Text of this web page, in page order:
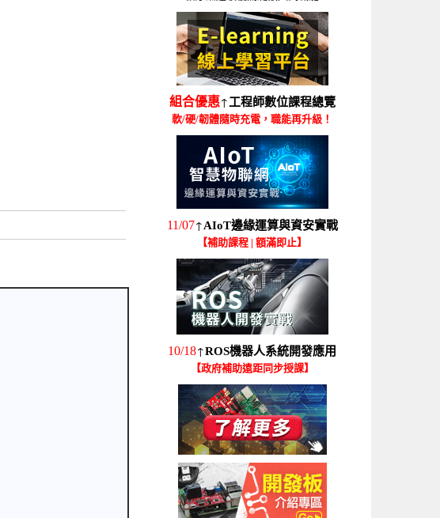
組合優惠↑工程師數位課程總覽
軟/硬/韌體隨時充電，職能再升級！
11/07↑AIoT邊緣運算與資安實戰
【補助課程 | 額滿即止】
10/18↑ROS機器人系統開發應用
【政府補助遠距同步授課】